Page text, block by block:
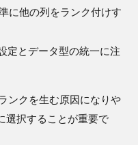
に他の列をランク付けす
定とデータ型の統一に注
ンクを生む原因になりや
選択することが重要で